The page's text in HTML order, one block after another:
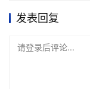
可见，木木对于自
当然，仅仅有财
发表回复
请登录后评论...